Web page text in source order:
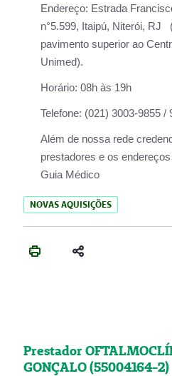
Endereço: Estrada
n°5.599, Itaipú, Niterói, RJ
pavimento superior ao
Unimed).
Horário: 08h às 19h
Telefone: (021) 3003-9855 /
Além de nossa rede
prestadores e os
Guia Médico
NOVAS AQUISIÇÕES
Prestador
GONÇALO (55004164-2)